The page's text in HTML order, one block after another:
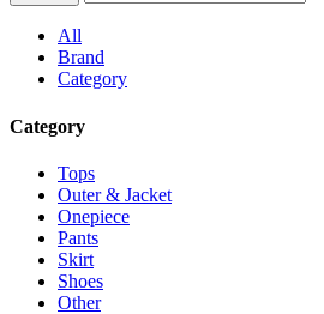
All
Brand
Category
Category
Tops
Outer & Jacket
Onepiece
Pants
Skirt
Shoes
Other